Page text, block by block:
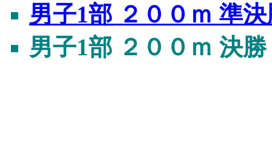
男子1部 ２００ｍ 準
男子1部 ２００ｍ 決勝